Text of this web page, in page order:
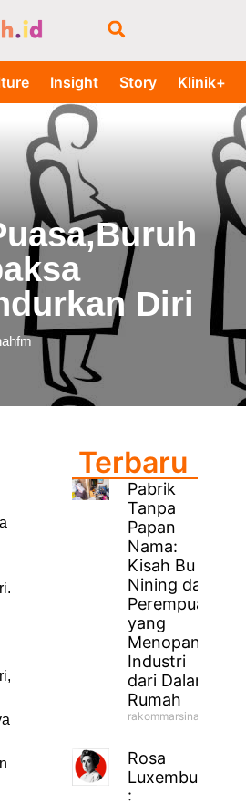
Insight Story Klinik+
Diri
Terbaru
Pabrik
Tanpa
Papan
Nama:
Kisah Bu
Nining dan
Perempuan
yang
Menopang
Industri
dari Dalam
Rumah
rakommarsinahfm
Rosa
Luxemburg
: